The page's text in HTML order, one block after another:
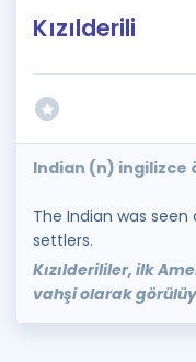
Kızılderili
Indian (n) ingilizce
The Indian was
settlers.
Kızılderililer, ilk
vahşi olarak